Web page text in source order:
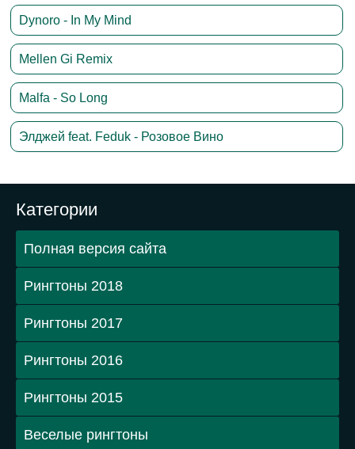
Dynoro - In My Mind
Mellen Gi Remix
Malfa - So Long
Элджей feat. Feduk - Розовое Вино
Категории
Полная версия сайта
Рингтоны 2018
Рингтоны 2017
Рингтоны 2016
Рингтоны 2015
Веселые рингтоны